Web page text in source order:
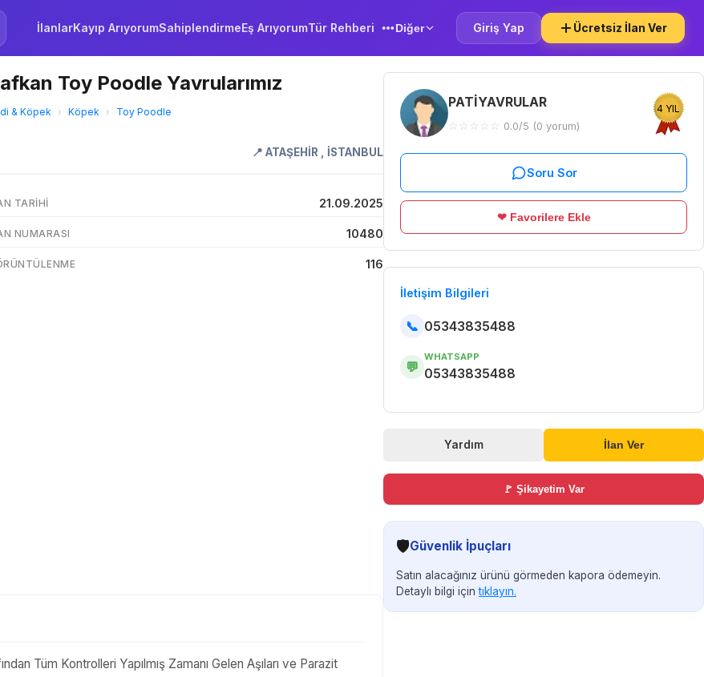
İlanlarKayıp ArıyorumSahiplendirmeEş ArıyorumTür Rehberi Diğer Giriş Yap Ücretsiz İlan Ver
Toy Poodle Yavrularımız
& Köpek › Köpek › Toy Poodle
📍 ATAŞEHİR İSTANBUL
TARIHI 21.09.2025
NUMARASI 10480
116
Tüm Kontrolleri Yapılmış Zamanı Gelen Aşıları ve Parazit
PATİYAVRULAR
☆ ☆ ☆ ☆ ☆ 0.0/5 (0 yorum)
4 YIL
Soru Sor
❤ Favorilere Ekle
İletişim Bilgileri
📞 05343835488
💬
WHATSAPP
05343835488
Yardım İlan Ver
🚩 Şikayetim Var
🛡️Güvenlik İpuçları
Satın alacağınız ürünü görmeden kapora ödemeyin.
Detaylı bilgi içintıklayın.